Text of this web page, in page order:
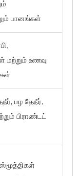
பானங்கள்
மற்றும் உணவு
பழ தேநீர்,
பிராண்டட்
ஸ்மூத்திகள்